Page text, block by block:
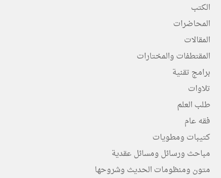
الكتب
المحاضرات
المقالات
المقتطفات والمختارات
برامج تقنية
تلاوات
طلب العلم
فقه عام
كتيبات ومطويات
مباحث ورسائل ومسائل عقدية
متون ومنظومات الحديث وشروحها